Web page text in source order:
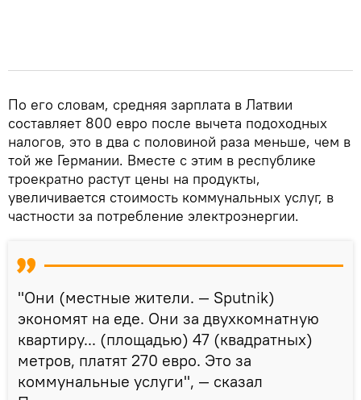
По его словам, средняя зарплата в Латвии
составляет 800 евро после вычета подоходных
налогов, это в два с половиной раза меньше, чем в
той же Германии. Вместе с этим в республике
троекратно растут цены на продукты,
увеличивается стоимость коммунальных услуг, в
частности за потребление электроэнергии.
"Они (местные жители. — Sputnik)
экономят на еде. Они за двухкомнатную
квартиру... (площадью) 47 (квадратных)
метров, платят 270 евро. Это за
коммунальные услуги", — сказал